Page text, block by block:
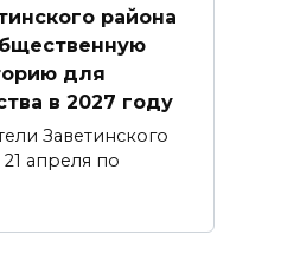
района
для
в 2027 году
Заветинского
апреля по